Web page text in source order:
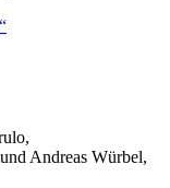
Andreas Würbel,